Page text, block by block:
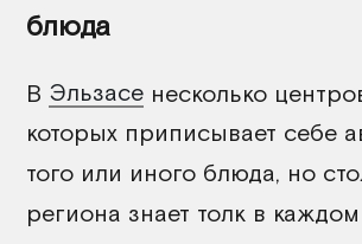
блюда
В Эльзасе несколько
которых приписывает себе
того или иного блюда, но
региона знает толк в